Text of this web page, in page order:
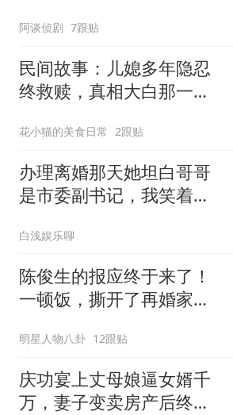
阿谈侦剧 7跟贴
民间故事：儿媳多年隐忍
终救赎，真相大白那一刻
花小猫的美食日常 2跟贴
办理离婚那天她坦白哥哥
是市委副书记，我笑着打
白浅娱乐聊
陈俊生的报应终于来了！
一顿饭，撕开了再婚家庭
明星人物八卦 12跟贴
庆功宴上丈母娘逼女婿千
万，妻子变卖房产后终看